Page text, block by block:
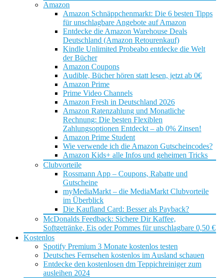
Amazon
Amazon Schnäppchenmarkt: Die 6 besten Tipps
für unschlagbare Angebote auf Amazon
Entdecke die Amazon Warehouse Deals
Deutschland (Amazon Retourenkauf)
Kindle Unlimited Probeabo entdecke die Welt
der Bücher
Amazon Coupons
Audible, Bücher hören statt lesen, jetzt ab 0€
Amazon Prime
Prime Video Channels
Amazon Fresh in Deutschland 2026
Amazon Ratenzahlung und Monatliche
Rechnung: Die besten Flexiblen
Zahlungsoptionen Entdeckt – ab 0% Zinsen!
Amazon Prime Student
Wie verwende ich die Amazon Gutscheincodes?
Amazon Kids+ alle Infos und geheimen Tricks
Clubvorteile
Rossmann App – Coupons, Rabatte und
Gutscheine
myMediaMarkt – die MediaMarkt Clubvorteile
im Überblick
Die Kaufland Card: Besser als Payback?
McDonalds Feedback: Sichere Dir Kaffee,
Softgetränke, Eis oder Pommes für unschlagbare 0,50 €
Kostenlos
Spotify Premium 3 Monate kostenlos testen
Deutsches Fernsehen kostenlos im Ausland schauen
Entdecke den kostenlosen dm Teppichreiniger zum
ausleihen 2024